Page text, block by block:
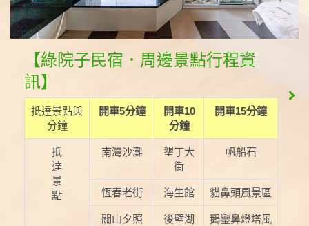
【綠院子民宿．周邊景點行程資
訊】
抵達景點與
分鐘
開車5分鐘
開車10
分鐘
開車15分鐘
抵
達
景
點
南灣沙灘
墾丁大
街
帆船石
恆春老街 海生館 貓鼻頭風景區
關山夕照 後壁湖
鵝鑾鼻燈塔風